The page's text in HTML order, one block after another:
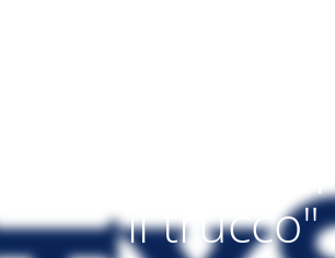
Modalità "ci
il trucco"